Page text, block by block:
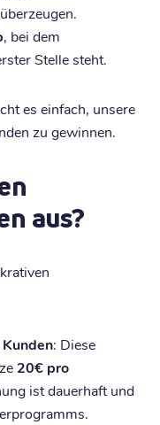
, bei dem
Stelle steht.
es einfach, unsere
zu gewinnen.
aus?
: Diese
20€ pro
ist dauerhaft und